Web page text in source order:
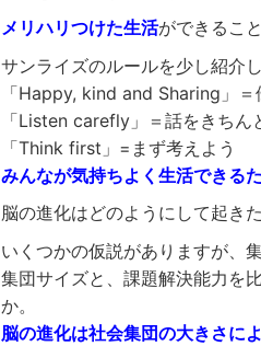
メリハリつけた生活ができるこ
サンライズのルールを少し紹介し
「Happy, kind and Sharing」
「Listen carefly」＝話をきちん
「Think first」=まず考えよう
みんなが気持ちよく生活できる
脳の進化はどのようにして起き
いくつかの仮説がありますが、
集団サイズと、課題解決能力を
か。
脳の進化は社会集団の大きさに